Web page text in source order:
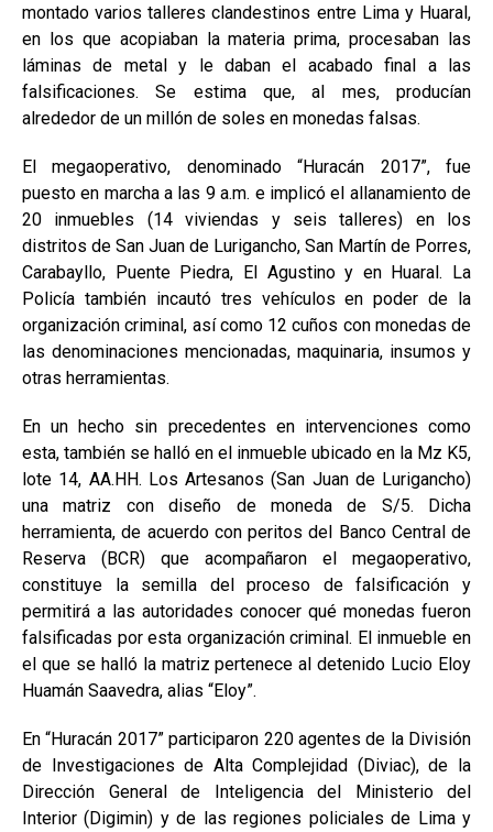
montado varios talleres clandestinos entre Lima y Huaral,
en los que acopiaban la materia prima, procesaban las
láminas de metal y le daban el acabado final a las
falsificaciones. Se estima que, al mes, producían
alrededor de un millón de soles en monedas falsas.
El megaoperativo, denominado “Huracán 2017”, fue
puesto en marcha a las 9 a.m. e implicó el allanamiento de
20 inmuebles (14 viviendas y seis talleres) en los
distritos de San Juan de Lurigancho, San Martín de Porres,
Carabayllo, Puente Piedra, El Agustino y en Huaral. La
Policía también incautó tres vehículos en poder de la
organización criminal, así como 12 cuños con monedas de
las denominaciones mencionadas, maquinaria, insumos y
otras herramientas.
En un hecho sin precedentes en intervenciones como
esta, también se halló en el inmueble ubicado en la Mz K5,
lote 14, AA.HH. Los Artesanos (San Juan de Lurigancho)
una matriz con diseño de moneda de S/5. Dicha
herramienta, de acuerdo con peritos del Banco Central de
Reserva (BCR) que acompañaron el megaoperativo,
constituye la semilla del proceso de falsificación y
permitirá a las autoridades conocer qué monedas fueron
falsificadas por esta organización criminal. El inmueble en
el que se halló la matriz pertenece al detenido Lucio Eloy
Huamán Saavedra, alias “Eloy”.
En “Huracán 2017” participaron 220 agentes de la División
de Investigaciones de Alta Complejidad (Diviac), de la
Dirección General de Inteligencia del Ministerio del
Interior (Digimin) y de las regiones policiales de Lima y